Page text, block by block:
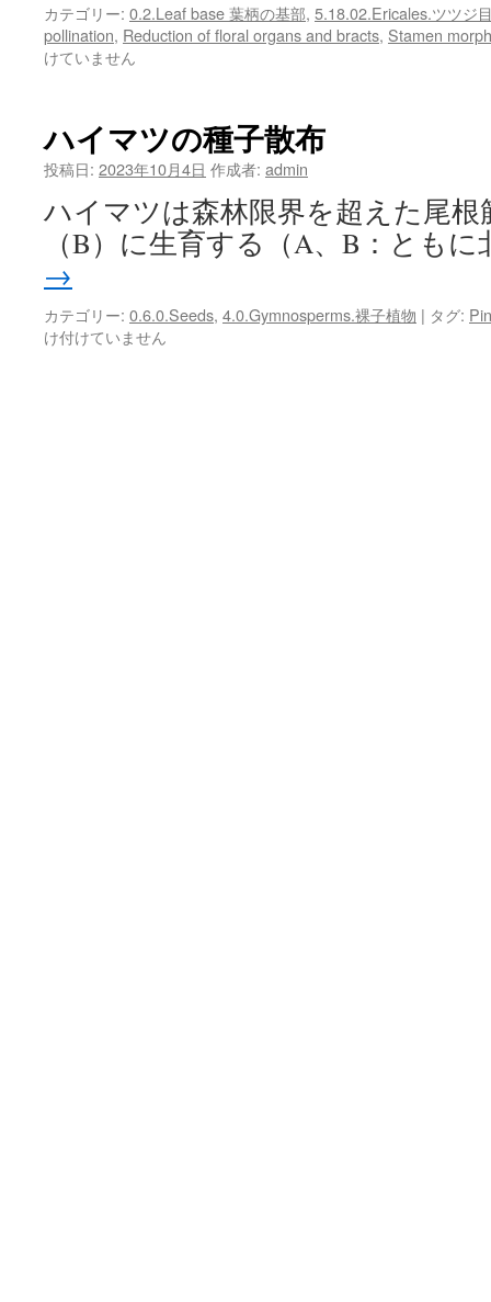
カテゴリー: 0.2.Leaf base 葉柄の基部, 5.18.02.Ericales.ツツジ
pollination, Reduction of floral organs and bracts, Stamen
けていません
ハイマツの種子散布
投稿日: 2023年10月4日 作成者: admin
ハイマツは森林限界を超えた尾根
（B）に生育する（A、B：とも
→
カテゴリー: 0.6.0.Seeds, 4.0.Gymnosperms.裸子植物 | タグ:
け付けていません